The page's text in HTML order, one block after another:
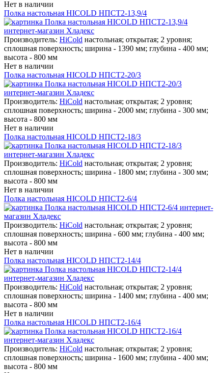
Нет в наличии
Полка настольная HICOLD НПСТ2-13,9/4
Производитель: HiCold настольная; открытая; 2 уровня;
сплошная поверхность; ширина - 1390 мм; глубина - 400 мм;
высота - 800 мм
Нет в наличии
Полка настольная HICOLD НПСТ2-20/3
Производитель: HiCold настольная; открытая; 2 уровня;
сплошная поверхность; ширина - 2000 мм; глубина - 300 мм;
высота - 800 мм
Нет в наличии
Полка настольная HICOLD НПСТ2-18/3
Производитель: HiCold настольная; открытая; 2 уровня;
сплошная поверхность; ширина - 1800 мм; глубина - 300 мм;
высота - 800 мм
Нет в наличии
Полка настольная HICOLD НПСТ2-6/4
Производитель: HiCold настольная; открытая; 2 уровня;
сплошная поверхность; ширина - 600 мм; глубина - 400 мм;
высота - 800 мм
Нет в наличии
Полка настольная HICOLD НПСТ2-14/4
Производитель: HiCold настольная; открытая; 2 уровня;
сплошная поверхность; ширина - 1400 мм; глубина - 400 мм;
высота - 800 мм
Нет в наличии
Полка настольная HICOLD НПСТ2-16/4
Производитель: HiCold настольная; открытая; 2 уровня;
сплошная поверхность; ширина - 1600 мм; глубина - 400 мм;
высота - 800 мм